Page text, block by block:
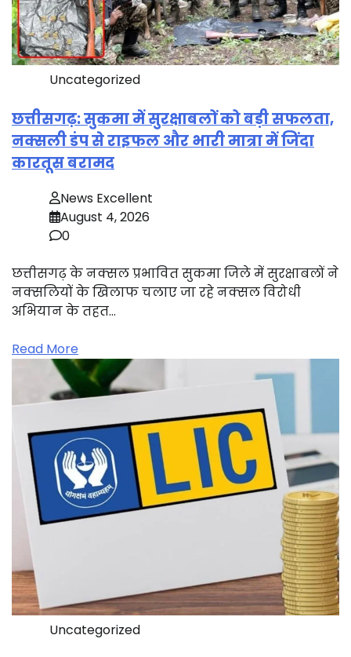
Uncategorized
छत्तीसगढ़: सुकमा में सुरक्षाबलों को बड़ी सफलता,
नक्सली डंप से राइफल और भारी मात्रा में जिंदा
कारतूस बरामद
News Excellent
August 4, 2026
0
छत्तीसगढ़ के नक्सल प्रभावित सुकमा जिले में सुरक्षाबलों ने
नक्सलियों के खिलाफ चलाए जा रहे नक्सल विरोधी
अभियान के तहत…
Read More
Uncategorized